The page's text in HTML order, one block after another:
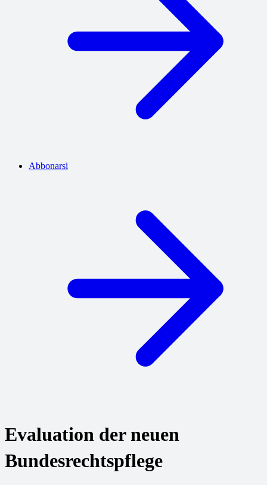
Abbonarsi
Evaluation der neuen
Bundesrechtspflege